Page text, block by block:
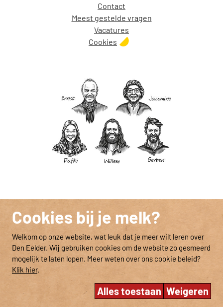
Cookies bij je melk?
Welkom op onze website, wat leuk dat je meer wilt leren over
Den Eelder. Wij gebruiken cookies om de website zo gesmeerd
mogelijk te laten lopen. Meer weten over ons cookie beleid?
Klik hier.
Alles toestaan Weigeren
Contact
Meest gestelde vragen
Vacatures
Cookies